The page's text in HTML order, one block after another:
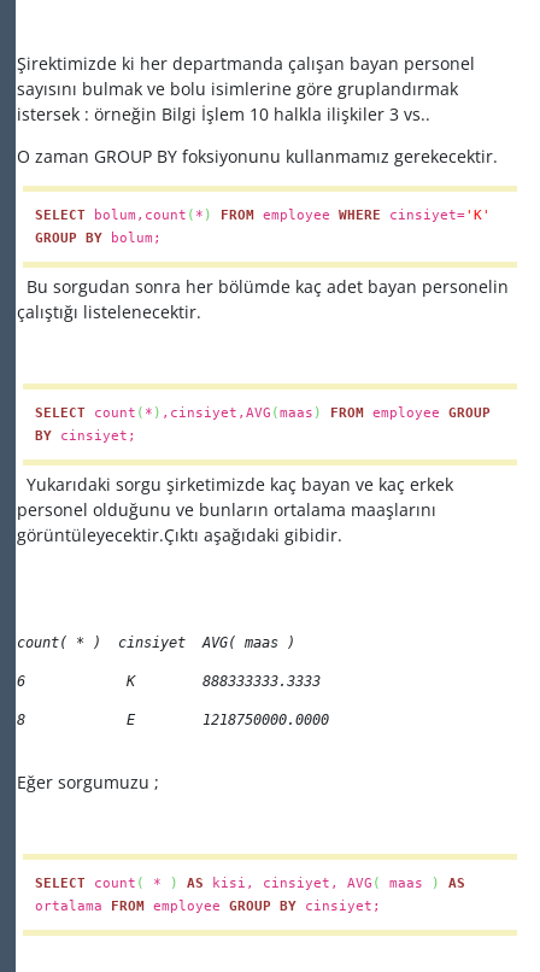
Şirektimizde ki her departmanda çalışan bayan personel
sayısını bulmak ve bolu isimlerine göre gruplandırmak
istersek : örneğin Bilgi İşlem 10 halkla ilişkiler 3 vs..
O zaman GROUP BY foksiyonunu kullanmamız gerekecektir.
SELECT bolum,count ( * ) FROM employee WHERE cinsiyet='K'
GROUP BY bolum;
Bu sorgudan sonra her bölümde kaç adet bayan personelin
çalıştığı listelenecektir.
SELECT count ( * ) ,cinsiyet,AVG (maas ) FROM employee GROUP
BY cinsiyet;
Yukarıdaki sorgu şirketimizde kaç bayan ve kaç erkek
personel olduğunu ve bunların ortalama maaşlarını
görüntüleyecektir.Çıktı aşağıdaki gibidir.
count( * )  cinsiyet  AVG( maas )
6            K        888333333.3333
8            E        1218750000.0000
Eğer sorgumuzu ;
SELECT count ( * ) AS kisi, cinsiyet, AVG ( maas )
AS
ortalama FROM employee GROUP BY cinsiyet;